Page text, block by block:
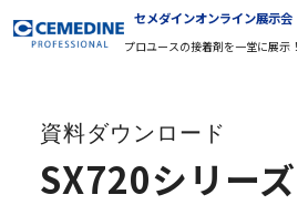
セメダインオンライン展示会
プロユースの接着剤を一堂に展示！
資料ダウンロード
SX720シリーズ